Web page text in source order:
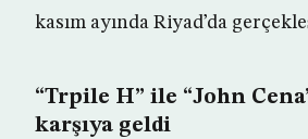
kasım ayında Riyad’da
“Trpile H” ile “John
karşıya geldi